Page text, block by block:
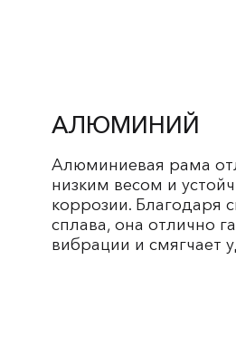
АЛЮМИНИЙ
Алюминиевая рама
низким весом и
коррозии. Благодаря
сплава, она отлично
вибрации и смягчает